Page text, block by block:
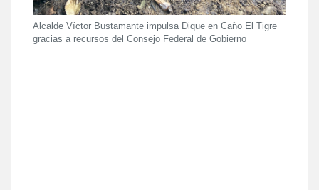
Alcalde Víctor Bustamante impulsa Dique en Caño El Tigre
gracias a recursos del Consejo Federal de Gobierno